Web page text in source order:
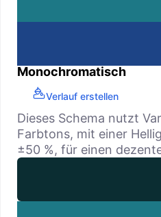
Monochromatisch
Verlauf erstellen
Dieses Schema nutzt
Farbtons, mit einer
±50 %, für einen